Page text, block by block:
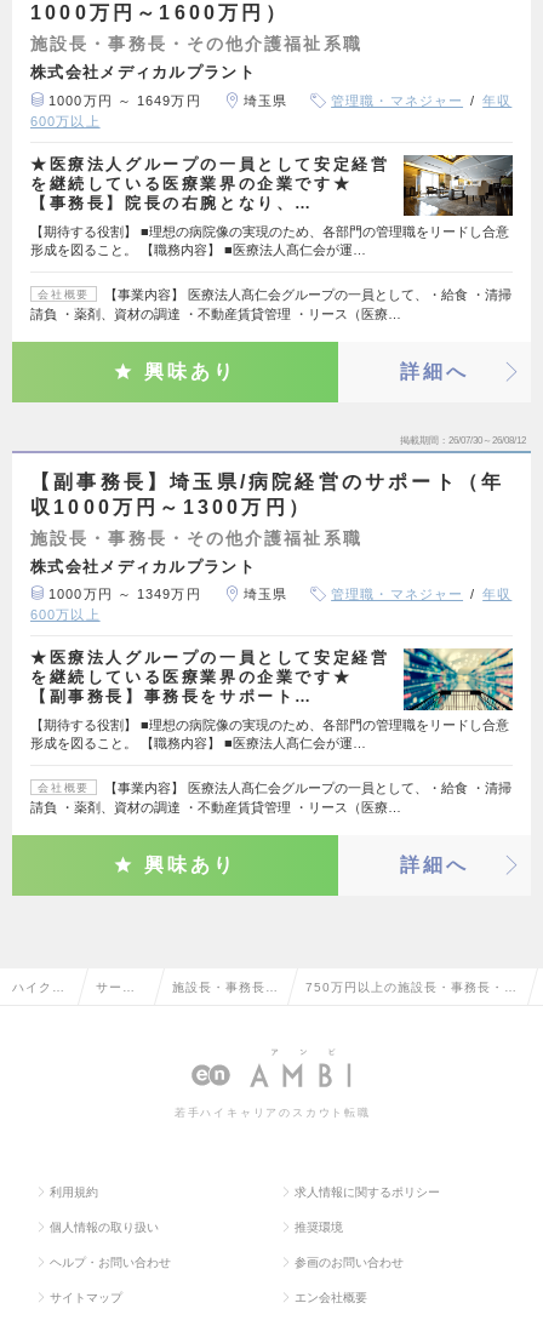
1000万円～1600万円）
施設長・事務長・その他介護福祉系職
株式会社メディカルプラント
1000万円 ～ 1649万円 埼玉県 管理職・マネジャー
年収
600万以上
★医療法人グループの一員として安定経営
を継続している医療業界の企業です★
【事務長】院長の右腕となり、…
【期待する役割】 ■理想の病院像の実現のため、各部門の管理職をリードし合意
形成を図ること。 【職務内容】 ■医療法人髙仁会が運…
会社概要
【事業内容】 医療法人髙仁会グループの一員として、・給食 ・清掃
請負 ・薬剤、資材の調達 ・不動産賃貸管理 ・リース（医療…
興味あり 詳細へ
掲載期間 26/07/30～26/08/12
【副事務長】埼玉県/病院経営のサポート（年
収1000万円～1300万円）
施設長・事務長・その他介護福祉系職
株式会社メディカルプラント
1000万円 ～ 1349万円 埼玉県 管理職・マネジャー
年収
600万以上
★医療法人グループの一員として安定経営
を継続している医療業界の企業です★
【副事務長】事務長をサポート…
【期待する役割】 ■理想の病院像の実現のため、各部門の管理職をリードし合意
形成を図ること。 【職務内容】 ■医療法人髙仁会が運…
会社概要
【事業内容】 医療法人髙仁会グループの一員として、・給食 ・清掃
請負 ・薬剤、資材の調達 ・不動産賃貸管理 ・リース（医療…
興味あり 詳細へ
ハイクラ サービ 施設長・事務長・ 750万円以上の施設長・事務長・そ
一覧
若手ハイキャリアのスカウト転職
利用規約 求人情報に関するポリシー
個人情報の取り扱い 推奨環境
ヘルプ・お問い合わせ 参画のお問い合わせ
サイトマップ エン会社概要